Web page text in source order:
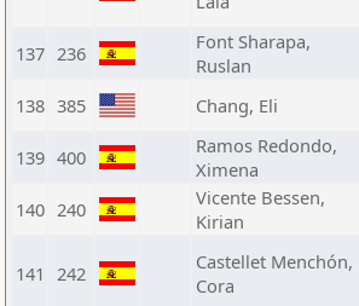
137 236
Font Sharapa,
Ruslan
138 385 Chang, Eli
139 400
Ramos Redondo,
Ximena
140 240
Vicente Bessen,
Kirian
141 242
Castellet Menchón,
Cora